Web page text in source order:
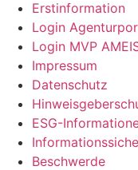
Erstinformation
Login
Login MVP
Impressum
Datenschutz
ESG-
Beschwerde